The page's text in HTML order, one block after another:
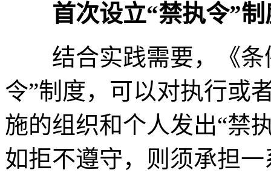
首次设立“禁执令”制
结合实践需要，《条
令”制度，可以对执行或
施的组织和个人发出“禁
如拒不遵守，则须承担